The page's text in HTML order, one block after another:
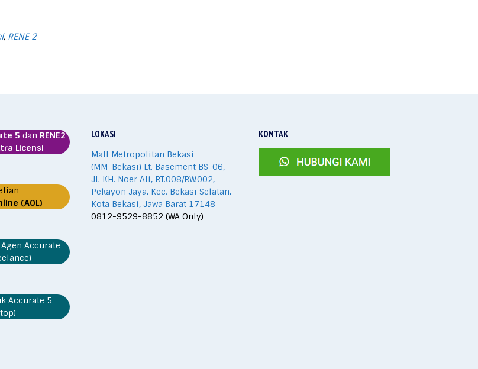
, RENE 2
5 dan RENE2
Licensi
(AOL)
Accurate
Accurate 5
LOKASI
Mall Metropolitan Bekasi
(MM-Bekasi) Lt. Basement BS-06,
Jl. KH. Noer Ali, RT.008/RW.002,
Pekayon Jaya, Kec. Bekasi Selatan,
Kota Bekasi, Jawa Barat 17148
0812-9529-8852 (WA Only)
KONTAK